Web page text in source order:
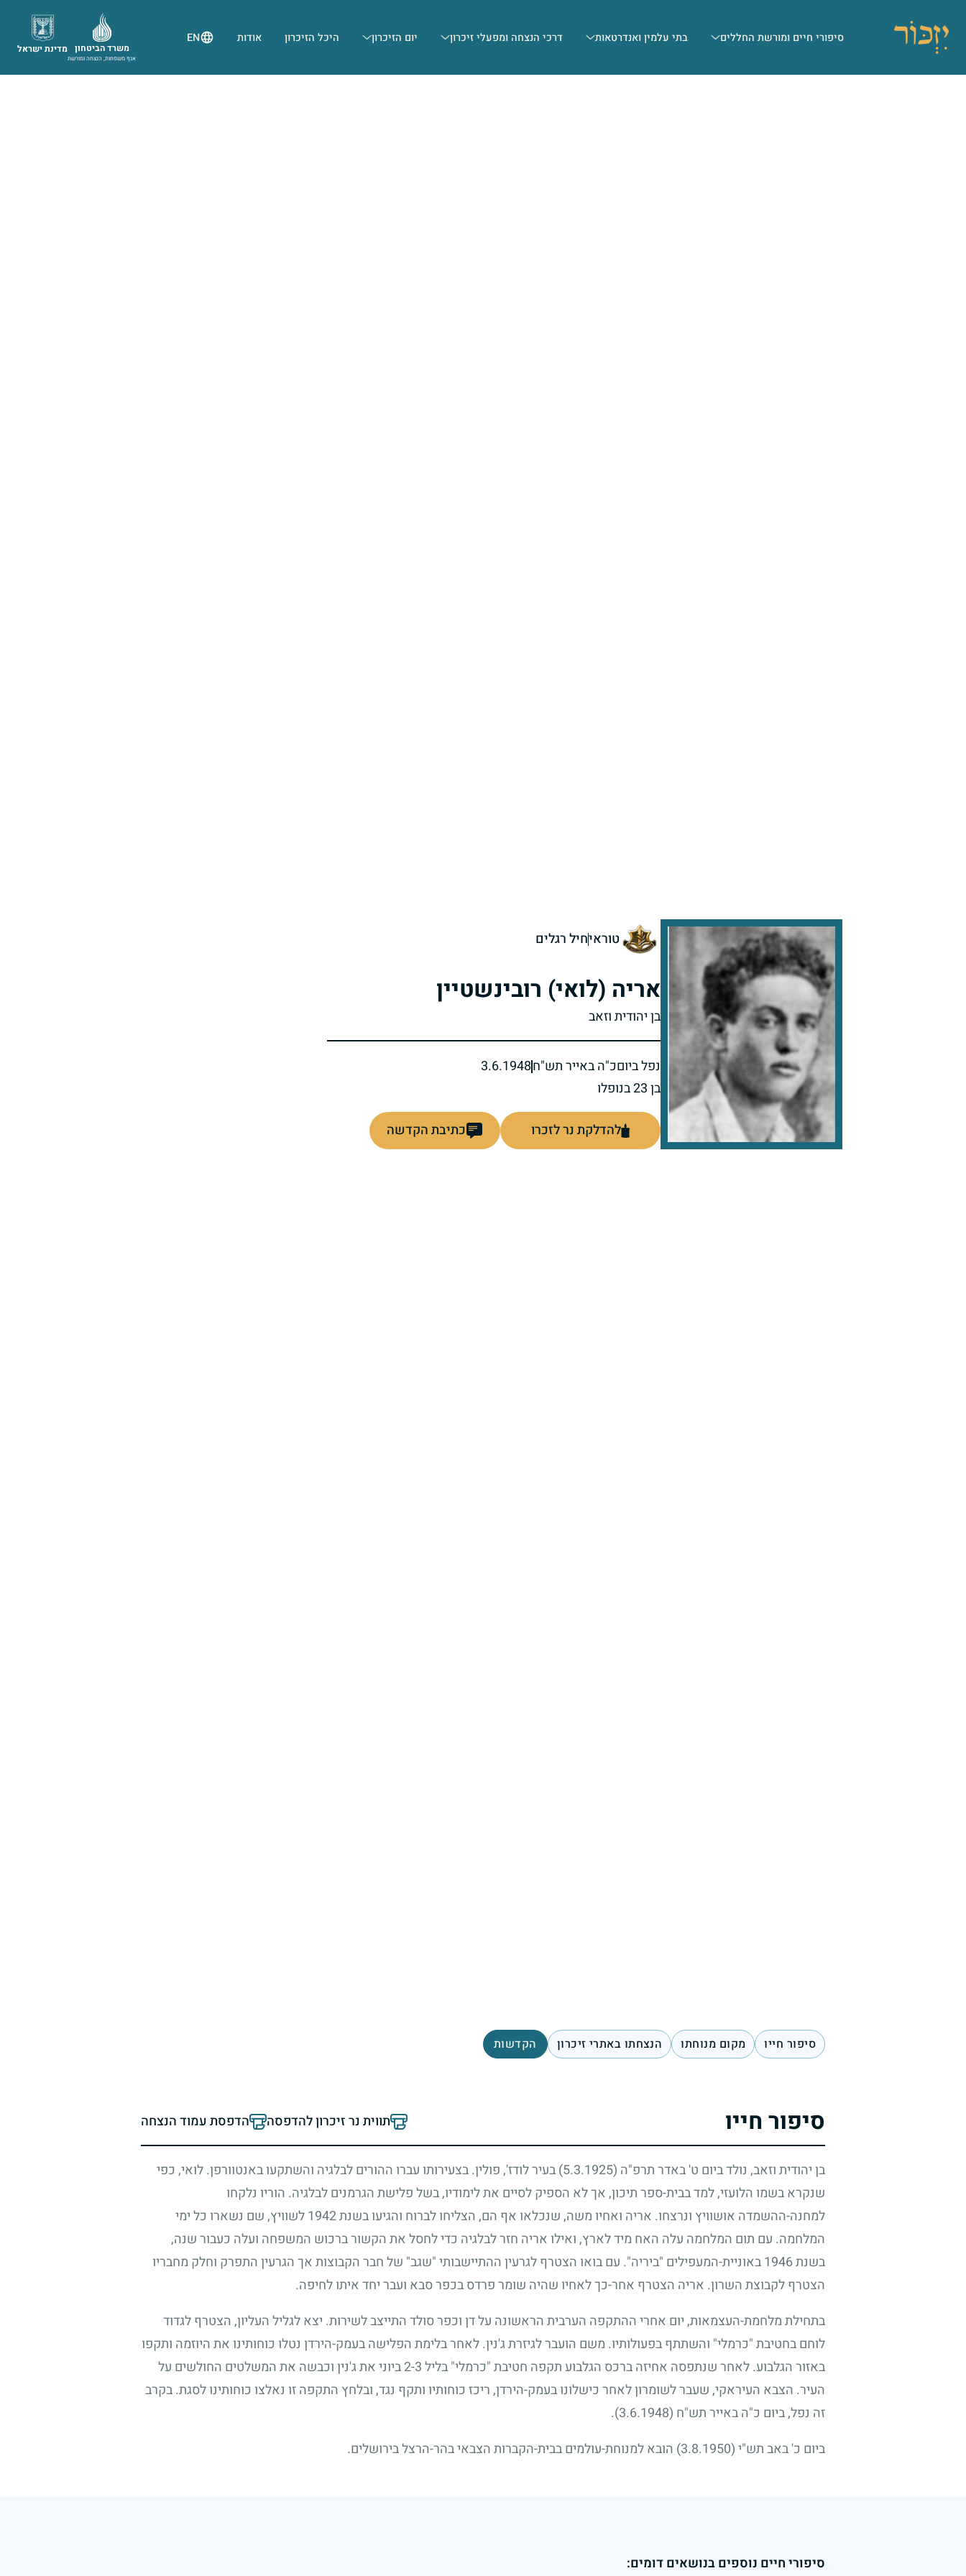
סיפורי חיים ומורשת החללים בתי עלמין ואנדרטאות דרכי הנצחה ומפעלי זיכרון יום הזיכרון היכל הזיכרון אודות EN
מדינת ישראל משרד הביטחון
אגף משפחות, הנצחה ומורשת
טוראיחיל רגלים
אריה (לואי) רובינשטיין
בן יהודית וזאב
נפל ביוםכ"ה באייר תש"ח3.6.1948
בן 23 בנופלו
להדלקת נר לזכרו כתיבת הקדשה
סיפור חייו מקום מנוחתו הנצחתו באתרי זיכרון הקדשות
סיפור חייו תווית נר זיכרון להדפסה הדפסת עמוד הנצחה
בן יהודית וזאב, נולד ביום ט' באדר תרפ"ה (5.3.1925)
בעיר לודז', פולין. בצעירותו עברו ההורים לבלגיה והשתקעו באנטוורפן. לואי, כפי
שנקרא בשמו הלועזי, למד בבית-ספר תיכון, אך לא הספיק לסיים את לימודיו, בשל פלישת הגרמנים לבלגיה. הוריו נלקחו
למחנה-ההשמדה אושוויץ ונרצחו. אריה ואחיו משה, שנכלאו אף הם, הצליחו לברוח והגיעו בשנת1942לשוויץ, שם נשארו כל ימי
המלחמה. עם תום המלחמה עלה האח מיד לארץ, ואילו אריה חזר לבלגיה כדי לחסל את הקשור ברכוש המשפחה ועלה כעבור שנה,
בשנת1946באוניית-המעפילים "ביריה". עם בואו הצטרף לגרעין ההתיישבותי "שגב" של חבר הקבוצות אך הגרעין התפרק וחלק מחבריו
הצטרף לקבוצת השרון. אריה הצטרף אחר-כך לאחיו שהיה שומר פרדס בכפר סבא ועבר יחד איתו לחיפה.
בתחילת מלחמת-העצמאות, יום אחרי ההתקפה הערבית הראשונה על דן וכפר סולד התייצב לשירות. יצא לגליל העליון, הצטרף לגדוד
לוחם בחטיבת "כרמלי" והשתתף בפעולותיו. משם הועבר לגיזרת ג'נין. לאחר בלימת הפלישה בעמק-הירדן נטלו כוחותינו את היוזמה ותקפו
באזור הגלבוע. לאחר שנתפסה אחיזה ברכס הגלבוע תקפה חטיבת "כרמלי" בליל
2-3
ביוני את ג'נין וכבשה את המשלטים החולשים על
העיר. הצבא העיראקי, שעבר לשומרון לאחר כישלונו בעמק-הירדן, ריכז כוחותיו ותקף נגד, ובלחץ התקפה זו נאלצו כוחותינו לסגת. בקרב
זה נפל, ביום כ"ה באייר תש"ח (3.6.1948)
.
ביום כ' באב תש"י(3.8.1950) הובא למנוחת-עולמים בבית-הקברות הצבאי בהר-הרצל בירושלים.
סיפורי חיים נוספים בנושאים דומים: